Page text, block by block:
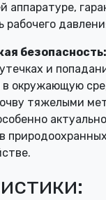
аппаратуре,
рабочего
безопасность:
и
в окружающую
тяжелыми